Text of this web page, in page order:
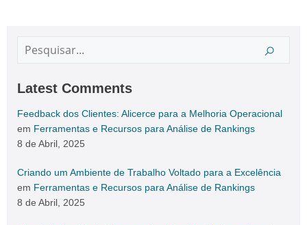
Latest Comments
Feedback dos Clientes: Alicerce para a Melhoria Operacional
em Ferramentas e Recursos para Análise de Rankings
8 de Abril, 2025
Criando um Ambiente de Trabalho Voltado para a Excelência
em Ferramentas e Recursos para Análise de Rankings
8 de Abril, 2025